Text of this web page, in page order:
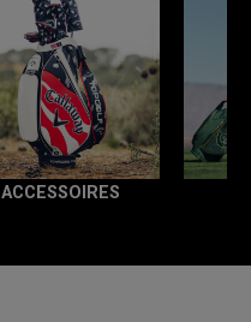
ACCESSOIRES